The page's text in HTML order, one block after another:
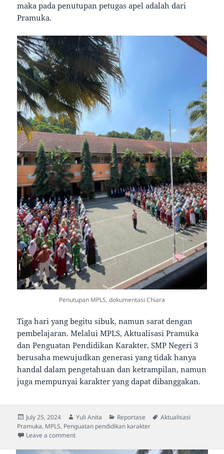
maka pada penutupan petugas apel adalah dari
Pramuka.
Penutupan MPLS, dokumentasi Chiara
Tiga hari yang begitu sibuk, namun sarat dengan
pembelajaran. Melalui MPLS, Aktualisasi Pramuka
dan Penguatan Pendidikan Karakter, SMP Negeri 3
berusaha mewujudkan generasi yang tidak hanya
handal dalam pengetahuan dan ketrampilan, namun
juga mempunyai karakter yang dapat dibanggakan.
Posted
on
July 25, 2024 Author
Yuli Anita Categories
Reportase Tags
Aktualisasi
Pramuka, MPLS, Penguatan pendidikan karakter
Leave a commenton Gempita MPLS, Aktualisasi Pramuka dan